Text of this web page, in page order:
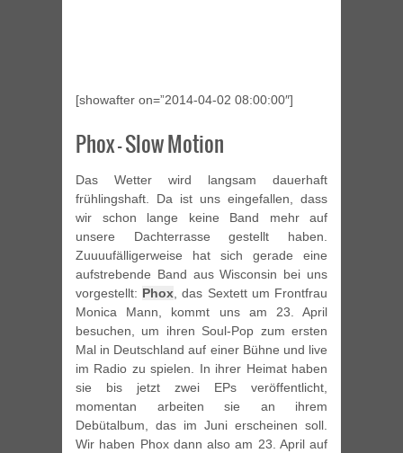
[showafter on=”2014-04-02 08:00:00″]
Phox – Slow Motion
Das Wetter wird langsam dauerhaft
frühlingshaft. Da ist uns eingefallen, dass
wir schon lange keine Band mehr auf
unsere Dachterrasse gestellt haben.
Zuuuufälligerweise hat sich gerade eine
aufstrebende Band aus Wisconsin bei uns
vorgestellt: Phox, das Sextett um Frontfrau
Monica Mann, kommt uns am 23. April
besuchen, um ihren Soul-Pop zum ersten
Mal in Deutschland auf einer Bühne und live
im Radio zu spielen. In ihrer Heimat haben
sie bis jetzt zwei EPs veröffentlicht,
momentan arbeiten sie an ihrem
Debütalbum, das im Juni erscheinen soll.
Wir haben Phox dann also am 23. April auf